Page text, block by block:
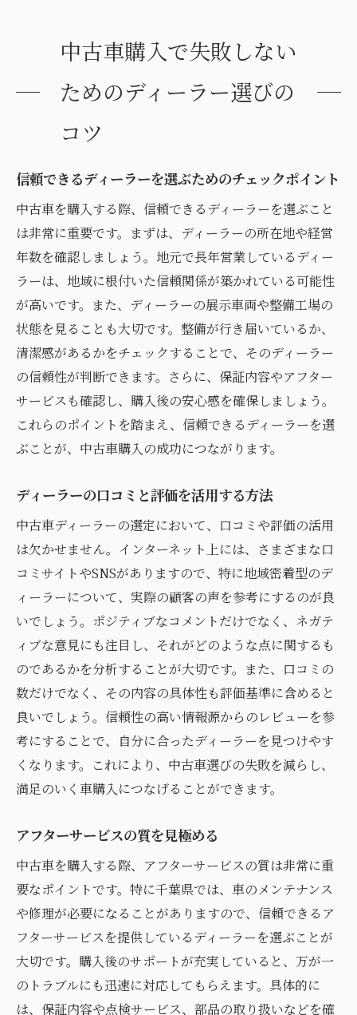
中古車購入で失敗しない
ためのディーラー選びの
コツ
信頼できるディーラーを選ぶためのチェックポイント
中古車を購入する際、信頼できるディーラーを選ぶこと
は非常に重要です。まずは、ディーラーの所在地や経営
年数を確認しましょう。地元で長年営業しているディー
ラーは、地域に根付いた信頼関係が築かれている可能性
が高いです。また、ディーラーの展示車両や整備工場の
状態を見ることも大切です。整備が行き届いているか、
清潔感があるかをチェックすることで、そのディーラー
の信頼性が判断できます。さらに、保証内容やアフター
サービスも確認し、購入後の安心感を確保しましょう。
これらのポイントを踏まえ、信頼できるディーラーを選
ぶことが、中古車購入の成功につながります。
ディーラーの口コミと評価を活用する方法
中古車ディーラーの選定において、口コミや評価の活用
は欠かせません。インターネット上には、さまざまな口
コミサイトやSNSがありますので、特に地域密着型のデ
ィーラーについて、実際の顧客の声を参考にするのが良
いでしょう。ポジティブなコメントだけでなく、ネガテ
ィブな意見にも注目し、それがどのような点に関するも
のであるかを分析することが大切です。また、口コミの
数だけでなく、その内容の具体性も評価基準に含めると
良いでしょう。信頼性の高い情報源からのレビューを参
考にすることで、自分に合ったディーラーを見つけやす
くなります。これにより、中古車選びの失敗を減らし、
満足のいく車購入につなげることができます。
アフターサービスの質を見極める
中古車を購入する際、アフターサービスの質は非常に重
要なポイントです。特に千葉県では、車のメンテナンス
や修理が必要になることがありますので、信頼できるア
フターサービスを提供しているディーラーを選ぶことが
大切です。購入後のサポートが充実していると、万が一
のトラブルにも迅速に対応してもらえます。具体的に
は、保証内容や点検サービス、部品の取り扱いなどを確